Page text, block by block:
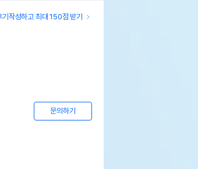
기작성하고 최대 150점 받기
문의하기